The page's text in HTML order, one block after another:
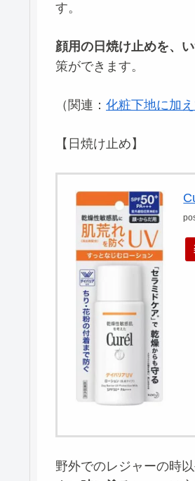
す。
顔用の日焼け止めを、
策ができます。
（関連： 化粧下地に加
【日焼け止め】
野外でのレジャーの時